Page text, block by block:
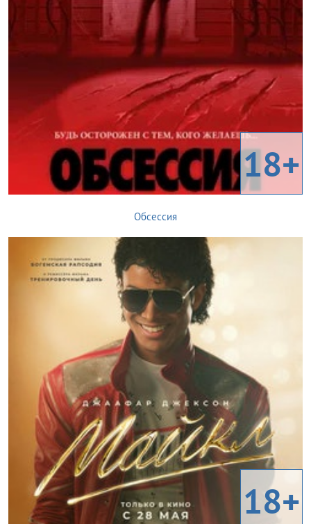
18+
Обсессия
18+